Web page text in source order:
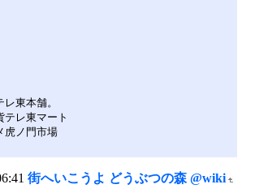
東本舗。
テレ東マート
虎ノ門市場
街へいこうよ どうぶつの森 @wiki